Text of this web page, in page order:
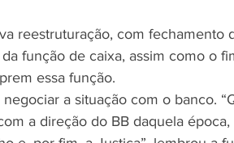
reestruturação, com fechamento
função de caixa, assim como o
essa função.
a situação com o banco.
a direção do BB daquela